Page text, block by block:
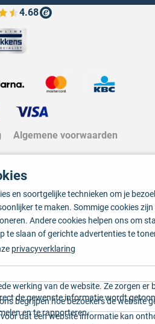
4.68
verfplaza beoordelingen
Algemene voorwaarden
en soortgelijke technieken om je
te maken. Sommige cookies
Andere cookies helpen ons om
te slaan of gerichte advertenties te
privacyverklaring
werking van de website. Ze zorgen er
de gewenste informatie wordt
begrijpen hoe bezoekers de website
en te rapporteren.
dat een website informatie kan